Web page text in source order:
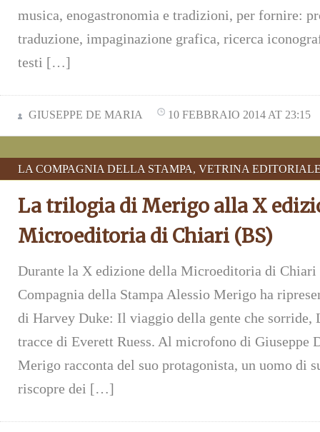
musica, enogastronomia e tradizioni, per fornire:
traduzione, impaginazione grafica, ricerca
testi […]
GIUSEPPE DE MARIA 10 FEBBRAIO 2014 AT 23:15
LA COMPAGNIA DELLA STAMPA, VETRINA
La trilogia di Merigo alla X
Microeditoria di Chiari (BS)
Durante la X edizione della Microeditoria di Chiari
Compagnia della Stampa Alessio Merigo ha
di Harvey Duke: Il viaggio della gente che sorride,
tracce di Everett Ruess. Al microfono di Giuseppe
Merigo racconta del suo protagonista, un uomo di
riscopre dei […]